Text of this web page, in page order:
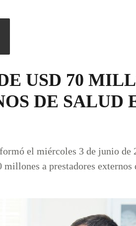
USD 70
DE SALUD
el miércoles 3 de junio de
a prestadores externos